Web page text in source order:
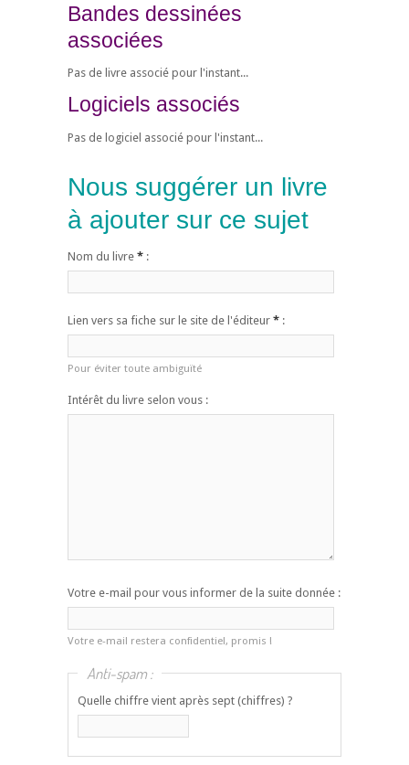
Bandes dessinées
associées
Pas de livre associé pour l'instant...
Logiciels associés
Pas de logiciel associé pour l'instant...
Nous suggérer un livre
à ajouter sur ce sujet
Nom du livre * :
Lien vers sa fiche sur le site de l'éditeur * :
Pour éviter toute ambiguïté
Intérêt du livre selon vous :
Votre e-mail pour vous informer de la suite donnée :
Votre e-mail restera confidentiel, promis !
Anti-spam :
Quelle chiffre vient après sept (chiffres) ?